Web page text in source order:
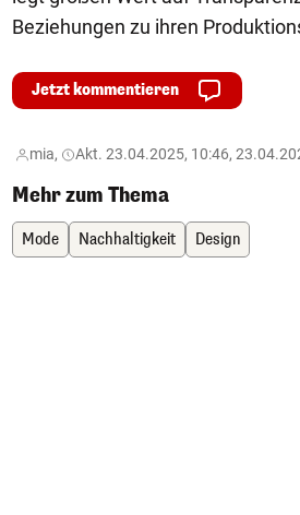
Beziehungen zu ihren
Jetzt kommentieren
mia, Akt. 23.04.2025, 10:46,
Mehr zum Thema
Mode Nachhaltigkeit Design